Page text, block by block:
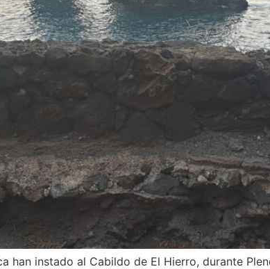
han instado al Cabildo de El Hierro, durante